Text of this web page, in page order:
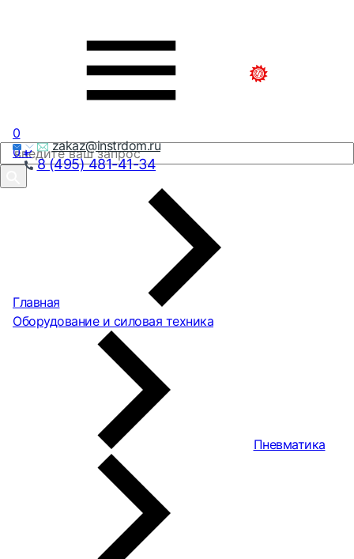
zakaz@instrdom.ru
8 (495) 481-41-34
0
0₽
Главная
Оборудование и силовая техника
Пневматика